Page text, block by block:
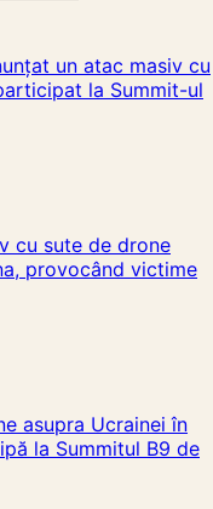
un atac masiv cu
la Summit-ul
cu sute de drone
provocând victime
asupra Ucrainei în
la Summitul B9 de